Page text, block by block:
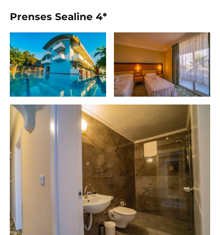
Prenses Sealine 4*